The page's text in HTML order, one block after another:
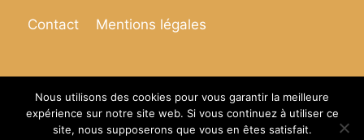
Contact Mentions légales
© 2026 Espace de vie
Nous utilisons des cookies pour vous garantir la meilleure
expérience sur notre site web. Si vous continuez à utiliser ce
site, nous supposerons que vous en êtes satisfait.